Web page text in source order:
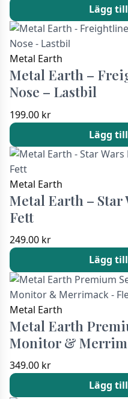
Lägg
Metal Earth
Metal Earth –
Nose – Lastbil
199.00 kr
Lägg
Metal Earth
Metal Earth – Star
Fett
249.00 kr
Lägg
Metal Earth
Metal Earth
Monitor &
349.00 kr
Lägg